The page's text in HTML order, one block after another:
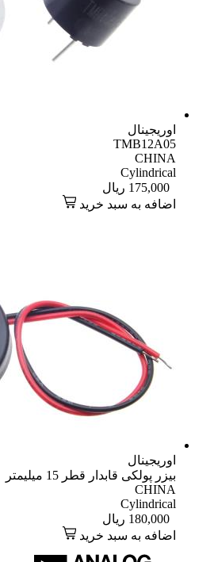
اوریجینال
TMB12A05
CHINA
Cylindrical
175,000 ریال
اضافه به سبد خرید
اوریجینال
بیزر پولکی قابدار قطر 15 میلیمتر
CHINA
Cylindrical
180,000 ریال
اضافه به سبد خرید